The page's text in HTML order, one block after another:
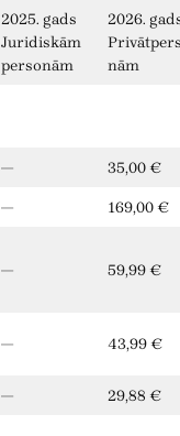
2025. gads
Juridiskām
personām
2026.
nām
— 35,00 €
— 169,00 €
— 59,99 €
— 43,99 €
— 29,88 €